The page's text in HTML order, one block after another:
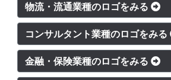
物流・流通業種のロゴをみる
コンサルタント業種のロゴをみる
金融・保険業種のロゴをみる